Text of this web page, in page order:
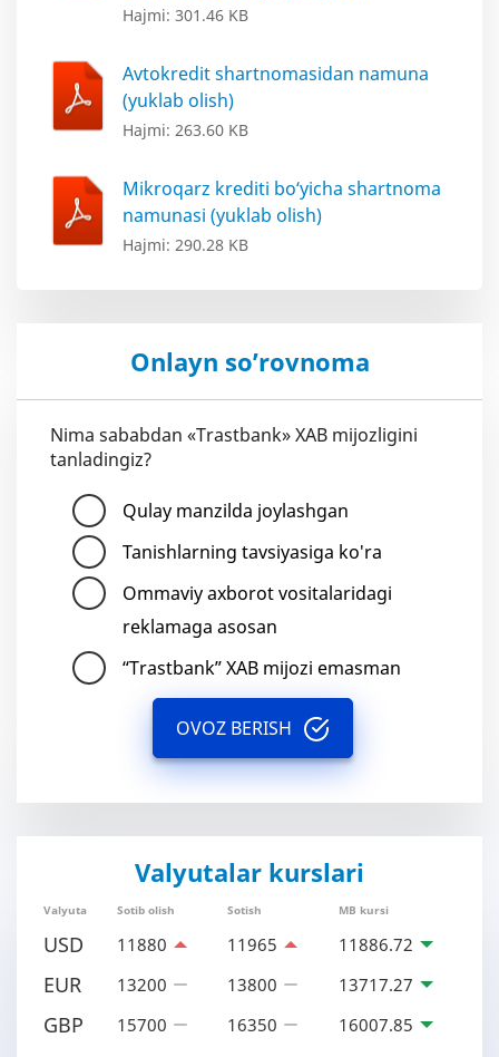
Hajmi: 301.46 KB
Avtokredit shartnomasidan namuna
(yuklab olish)
Hajmi: 263.60 KB
Mikroqarz krediti bo‘yicha shartnoma
namunasi (yuklab olish)
Hajmi: 290.28 KB
Onlayn so’rovnoma
Nima sababdan «Trastbank» XAB mijozligini
tanladingiz?
Qulay manzilda joylashgan
Tanishlarning tavsiyasiga ko'ra
Ommaviy axborot vositalaridagi
reklamaga asosan
“Trastbank” XAB mijozi emasman
OVOZ BERISH
Valyutalar kurslari
Valyuta Sotib olish Sotish MB kursi
USD 11880 11965 11886.72
EUR 13200 13800 13717.27
GBP 15700 16350 16007.85